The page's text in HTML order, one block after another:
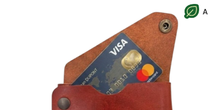
A